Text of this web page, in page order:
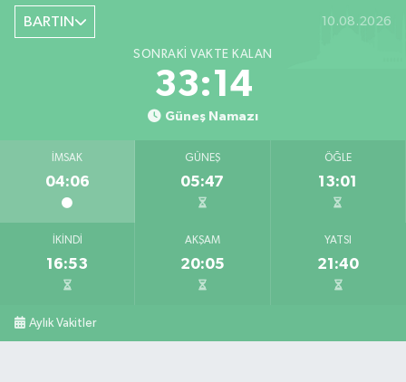
BARTIN 10.08.2026
SONRAKI VAKTE KALAN
33:12
Güneş Namazı
İMSAK
04:06
GÜNEŞ
05:47
ÖĞLE
13:01
İKINDI
16:53
AKŞAM
20:05
YATSI
21:40
Aylık Vakitler